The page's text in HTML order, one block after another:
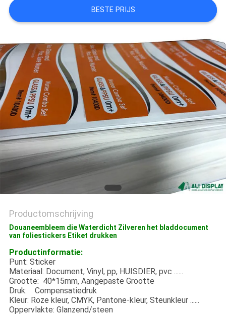
PRIVACY
POLICY
BESTE PRIJS
Productomschrijving
Douaneembleem die Waterdicht Zilveren het bladdocument
van foliestickers Etiket drukken
Productinformatie:
Punt: Sticker
Materiaal: Document, Vinyl, pp, HUISDIER, pvc ......
Grootte: 40*15mm, Aangepaste Grootte
Druk: Compensatiedruk
Kleur: Roze kleur, CMYK, Pantone-kleur, Steunkleur ......
Oppervlakte: Glanzend/steen